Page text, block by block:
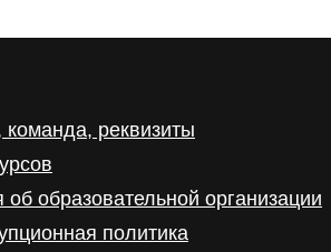
политика
образовательной организации
команда, реквизиты